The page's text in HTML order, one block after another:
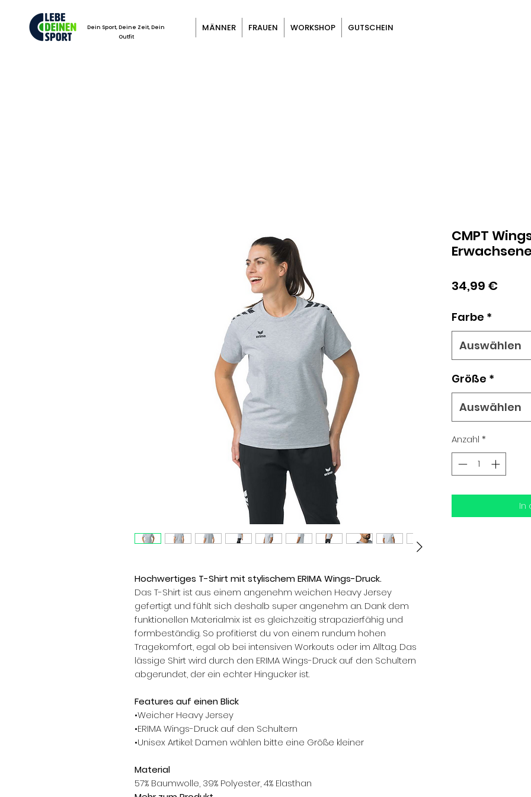
Dein Sport, Deine Zeit, Dein
Outfit
MÄNNER FRAUEN WORKSHOP GUTSCHEIN
Hochwertiges T-Shirt mit stylischem ERIMA Wings-Druck.
Das T-Shirt ist aus einem angenehm weichen Heavy Jersey
gefertigt und fühlt sich deshalb super angenehm an. Dank dem
funktionellen Materialmix ist es gleichzeitig strapazierfähig und
formbeständig. So profitierst du von einem rundum hohen
Tragekomfort, egal ob bei intensiven Workouts oder im Alltag. Das
lässige Shirt wird durch den ERIMA Wings-Druck auf den Schultern
abgerundet, der ein echter Hingucker ist.
Features auf einen Blick
•Weicher Heavy Jersey
•ERIMA Wings-Druck auf den Schultern
•Unisex Artikel: Damen wählen bitte eine Größe kleiner
Material
57% Baumwolle, 39% Polyester, 4% Elasthan
CMPT
34,99 €Preis
Farbe *
Auswählen
Größe *
Auswählen
Anzahl *
In